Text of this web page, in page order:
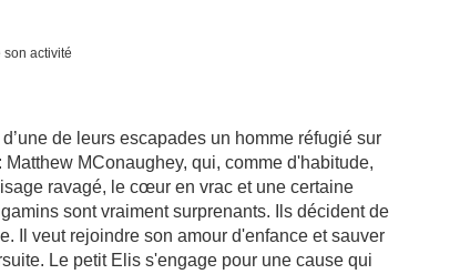
son activité
de leurs escapades un homme réfugié sur
MConaughey, qui, comme d'habitude,
ravagé, le cœur en vrac et une certaine
sont vraiment surprenants. Ils décident de
Il veut rejoindre son amour d'enfance et sauver
Le petit Elis s'engage pour une cause qui